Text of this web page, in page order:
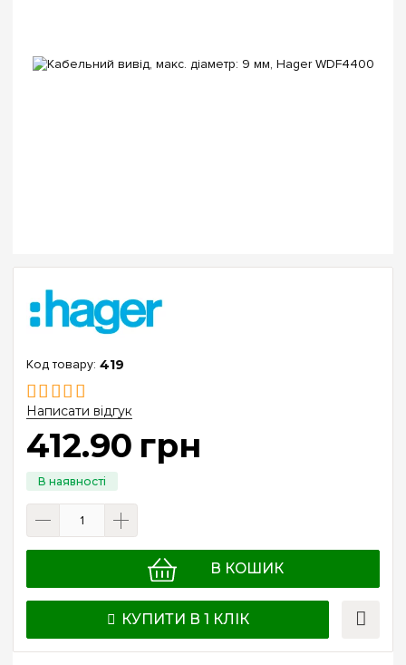
419
Написати відгук
412.90 грн
В КОШИК
КУПИТИ В 1 КЛІК